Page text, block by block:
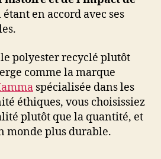
en accord avec ses
polyester recyclé plutôt
comme la marque
spécialisée dans les
éthiques, vous choisissiez
plutôt que la quantité, et
monde plus durable.